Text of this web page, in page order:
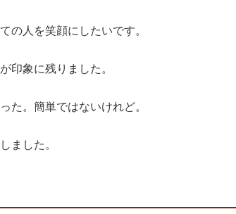
の人を笑顔にしたいです。
印象に残りました。
た。簡単ではないけれど。
ました。